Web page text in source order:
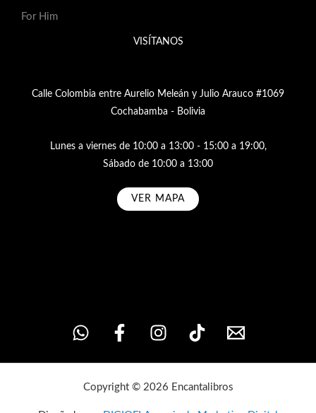
For Him
VISÍTANOS
Calle Colombia entre Aurelio Meleán y Julio Arauco #1069
Cochabamba - Bolivia
Lunes a viernes de 10:00 a 13:00 - 15:00 a 19:00,
Sábado de 10:00 a 13:00
VER MAPA
Copyright © 2026 Encantalibros